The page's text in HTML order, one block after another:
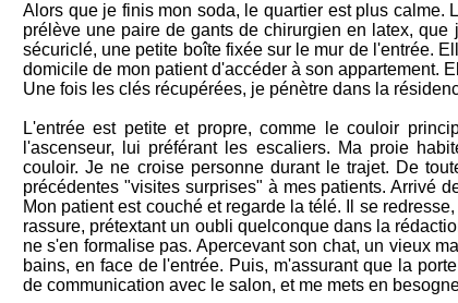
Alors que je finis mon soda, le quartier est plus calme.
prélève une paire de gants de chirurgien en latex,
sécuriclé, une petite boîte fixée sur le mur de l'entrée.
domicile de mon patient d'accéder à son appartement.
Une fois les clés récupérées, je pénètre dans la
L'entrée est petite et propre, comme le couloir
l'ascenseur, lui préférant les escaliers. Ma proie
couloir. Je ne croise personne durant le trajet. De
précédentes "visites surprises" à mes patients. Arrivé
Mon patient est couché et regarde la télé. Il se
rassure, prétextant un oubli quelconque dans la
ne s'en formalise pas. Apercevant son chat, un vieux
bains, en face de l'entrée. Puis, m'assurant que la
de communication avec le salon, et me mets en